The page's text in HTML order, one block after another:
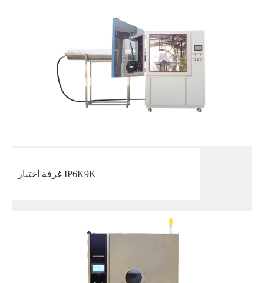
غرفة اختبار IP6K9K